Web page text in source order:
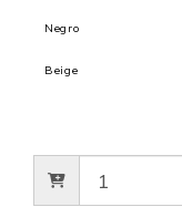
Negro
Beige